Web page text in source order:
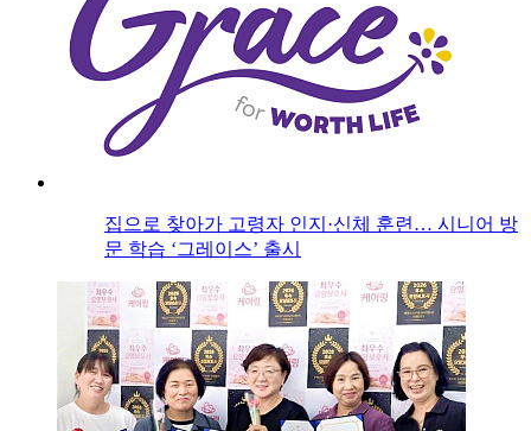
집으로 찾아가 고령자 인지·신체 훈련… 시니어 방
문 학습 ‘그레이스’ 출시